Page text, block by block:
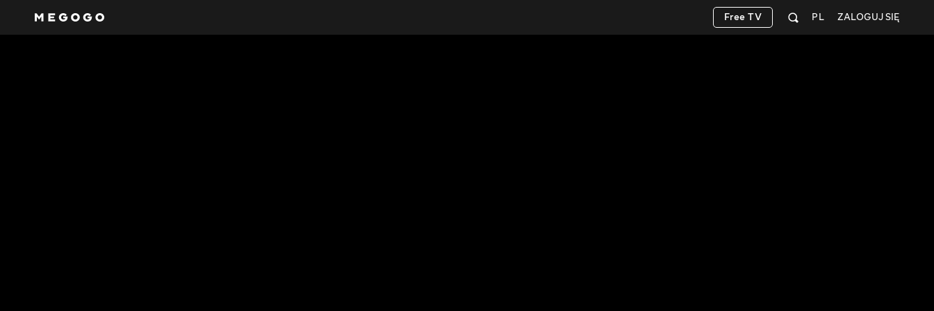
ZALOGUJ SIĘ
PL
Free TV